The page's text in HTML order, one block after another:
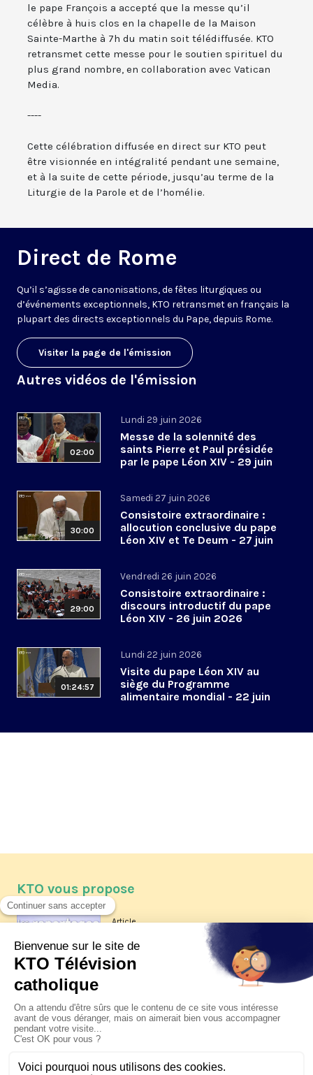
le pape François a accepté que la messe qu’il
célèbre à huis clos en la chapelle de la Maison
Sainte-Marthe à 7h du matin soit télédiffusée. KTO
retransmet cette messe pour le soutien spirituel du
plus grand nombre, en collaboration avec Vatican
Media.
----
Cette célébration diffusée en direct sur KTO peut
être visionnée en intégralité pendant une semaine,
et à la suite de cette période, jusqu’au terme de la
Liturgie de la Parole et de l’homélie.
Direct de Rome
Qu’il s’agisse de canonisations, de fêtes liturgiques ou
d’événements exceptionnels, KTO retransmet en français la
plupart des directs exceptionnels du Pape, depuis Rome.
Visiter la page de l'émission
Autres vidéos de l'émission
02:00
Lundi 29 juin 2026
Messe de la solennité des
saints Pierre et Paul présidée
par le pape Léon XIV - 29 juin
30:00
Samedi 27 juin 2026
Consistoire extraordinaire :
allocution conclusive du pape
Léon XIV et Te Deum - 27 juin
29:00
Vendredi 26 juin 2026
Consistoire extraordinaire :
discours introductif du pape
Léon XIV - 26 juin 2026
01:24:57
Lundi 22 juin 2026
Visite du pape Léon XIV au
siège du Programme
alimentaire mondial - 22 juin
KTO vous propose
Article
Les reportages d'été 2026 de KTO
La visite pastorale du pape Léon
XIV à Assise à suivre sur KTO le
jeudi 6 août
Le pape en Uruguay, Argentine et